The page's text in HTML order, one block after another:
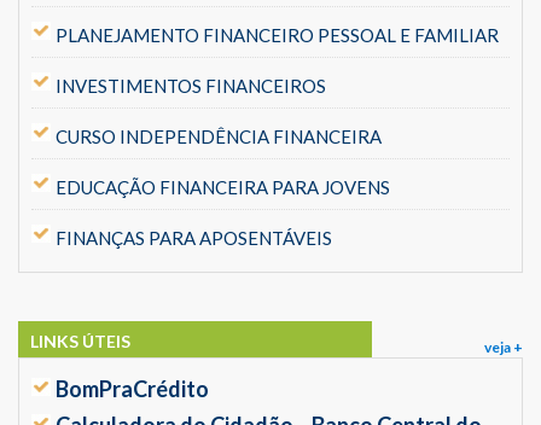
PLANEJAMENTO FINANCEIRO PESSOAL E FAMILIAR
INVESTIMENTOS FINANCEIROS
CURSO INDEPENDÊNCIA FINANCEIRA
EDUCAÇÃO FINANCEIRA PARA JOVENS
FINANÇAS PARA APOSENTÁVEIS
veja +
LINKS ÚTEIS
BomPraCrédito